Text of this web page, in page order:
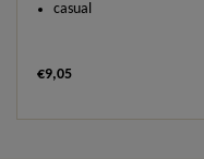
€9,05
casual